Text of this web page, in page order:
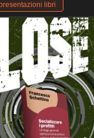
libri